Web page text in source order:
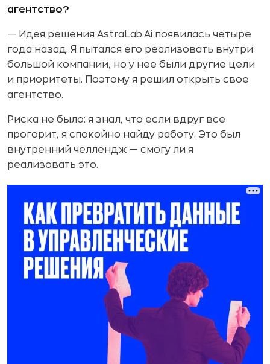
агентство?
— Идея решения AstraLab.Ai появилась четыре
года назад. Я пытался его реализовать внутри
большой компании, но у нее были другие цели
и приоритеты. Поэтому я решил открыть свое
агентство.
Риска не было: я знал, что если вдруг все
прогорит, я спокойно найду работу. Это был
внутренний челлендж — смогу ли я
реализовать это.